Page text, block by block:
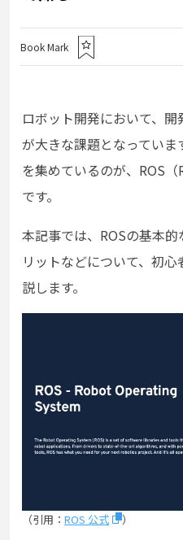
Book Mark
ロボット開発において、
が大きな課題となってい
を集めているのが、ROS
です。
本記事では、ROSの基本
リットなどについて、初
説します。
（引用： ROS 公式 ）